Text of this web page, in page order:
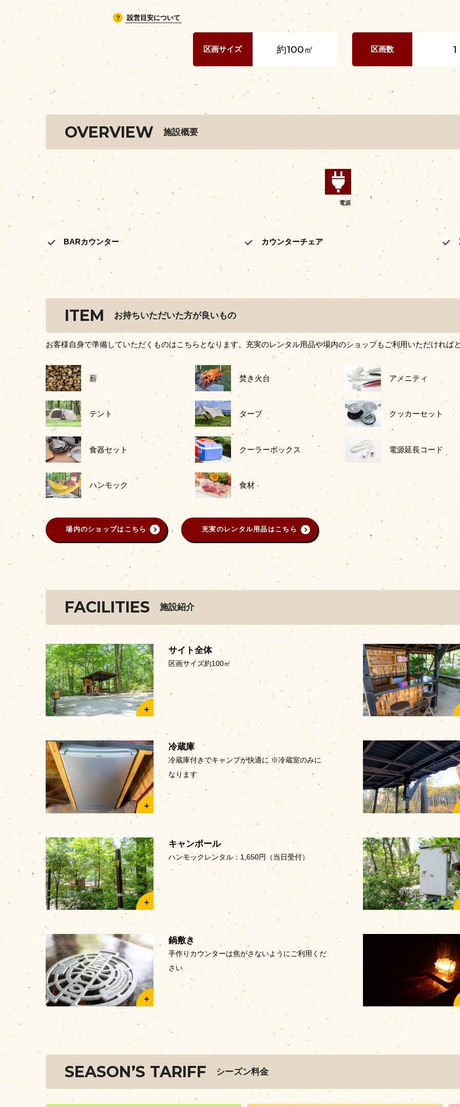
？ 設営目安について
区画サイズ 約100㎡ 区画数 1
OVERVIEW 施設概要
電源
BARカウンター カウンターチェア
ITEM お持ちいただいた方が良いもの
お客様自身で準備していただくものはこちらとなります。充実のレンタル用品や場内のショップもご利用いただければ
薪 焚き火台 アメニティ
テント タープ クッカーセット
食器セット クーラーボックス 電源延長コード
ハンモック 食材
場内のショップはこちら 充実のレンタル用品はこちら
FACILITIES 施設紹介
サイト全体
区画サイズ約100㎡
冷蔵庫
冷蔵庫付きでキャンプが快適に ※冷蔵室のみに
なります
キャンポール
ハンモックレンタル：1,650円（当日受付）
鍋敷き
手作りカウンターは焦がさないようにご利用くだ
さい
SEASON’S TARIFF シーズン料金